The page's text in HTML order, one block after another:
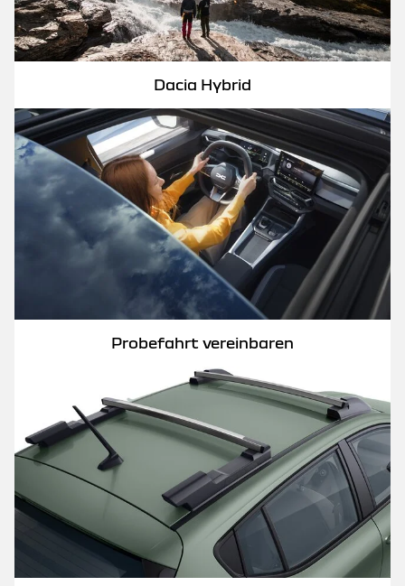
Dacia Hybrid
Probefahrt vereinbaren